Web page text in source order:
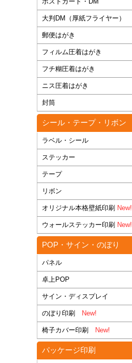
大判DM（厚紙フライヤー）
郵便はがき
フィルム圧着はがき
フチ糊圧着はがき
ニス圧着はがき
封筒
シール・テープ・リボン
ラベル・シール
ステッカー
テープ
リボン
オリジナル本格壁紙印刷 New!
ウォールステッカー印刷 New!
POP・サイン・のぼり
パネル
卓上POP
サイン・ディスプレイ
のぼり印刷 New!
椅子カバー印刷 New!
パッケージ印刷